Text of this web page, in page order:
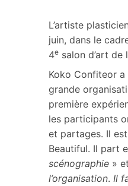
L’artiste
juin, dans le
4e salon d’art de
Koko Confiteor a
grande
première
les participants
et partages. Il
Beautiful. Il part
scénographie »
l’organisation. Il